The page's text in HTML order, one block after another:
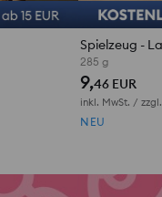
285 g
9,46 EUR
inkl. MwSt. / zzgl.
NEU